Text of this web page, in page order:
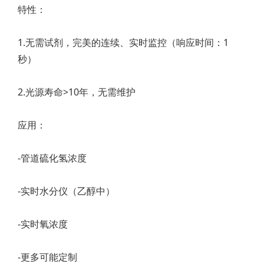
特性：
1.无需试剂，完美的连续、实时监控（响应时间：1
秒）
2.光源寿命>10年，无需维护
应用：
-管道硫化氢浓度
-实时水分仪（乙醇中）
-实时氧浓度
-更多可能定制